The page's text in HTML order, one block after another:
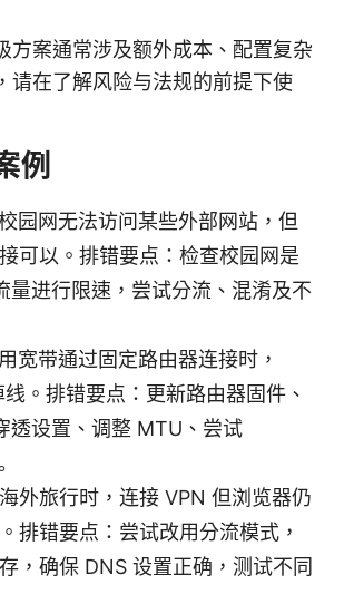
方案通常涉及额外成本、配置复杂
请在了解风险与法规的前提下使
例
园网无法访问某些外部网站，但
可以。排错要点：检查校园网是
量进行限速，尝试分流、混淆及不
宽带通过固定路由器连接时，
。排错要点：更新路由器固件、
透设置、调整 MTU、尝试
外旅行时，连接 VPN 但浏览器仍
排错要点：尝试改用分流模式，
，确保 DNS 设置正确，测试不同